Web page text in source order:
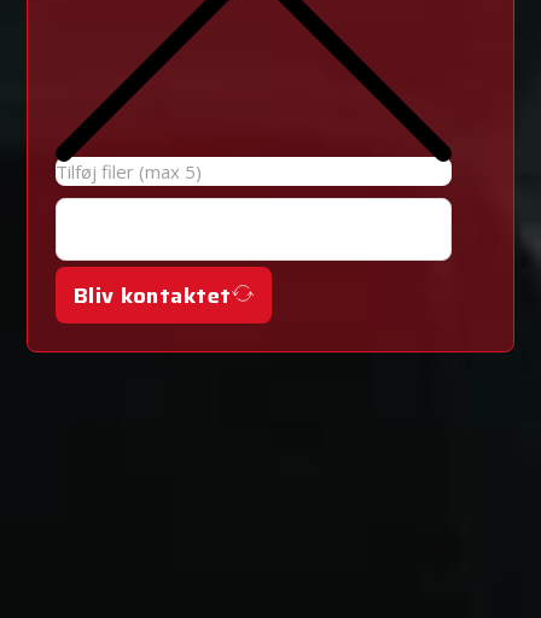
Tilføj filer (max 5)
Bliv kontaktet